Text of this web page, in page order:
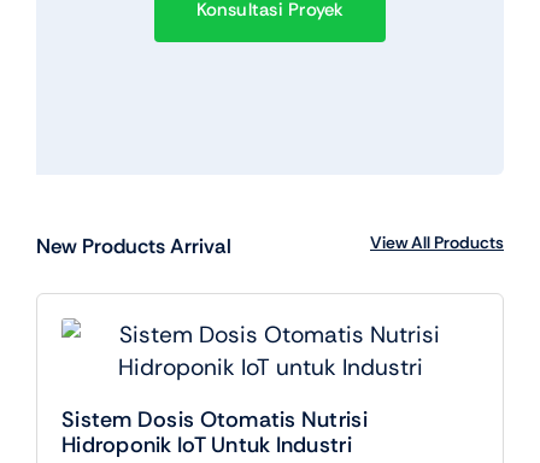
Konsultasi Proyek
New Products Arrival View All Products
Sistem Dosis Otomatis Nutrisi
Hidroponik IoT Untuk Industri